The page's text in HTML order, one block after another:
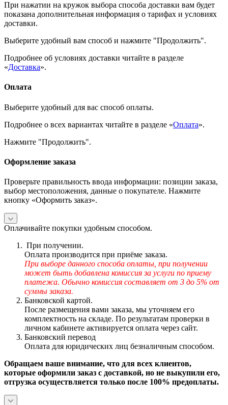
При нажатии на кружок выбора способа доставки вам будет
показана дополнительная информация о тарифах и условиях
доставки.
Выберите удобный вам способ и нажмите "Продолжить".
Подробнее об условиях доставки читайте в разделе
«Доставка».
Оплата
Выберите удобный для вас способ оплаты.
Подробнее о всех вариантах читайте в разделе «Оплата».
Нажмите "Продолжить".
Оформление заказа
Проверьте правильность ввода информации: позиции заказа,
выбор местоположения, данные о покупателе. Нажмите
кнопку «Оформить заказ».
Оплачивайте покупки удобным способом.
При получении.
Оплата производится при приёме заказа.
При выборе данного способа оплаты, при получении
может быть добавлена комиссия за услуги по приему
платежа. Обычно комиссия составляет от 3 до 5% от
суммы заказа.
Банковской картой.
После размещения вами заказа, мы уточняем его
комплектность на складе. По результатам проверки в
личном кабинете активируется оплата через сайт.
Банковский перевод
Оплата для юридических лиц безналичным способом.
Обращаем ваше внимание, что для всех клиентов,
которые оформили заказ с доставкой, но не выкупили его,
отгрузка осуществляется только после 100% предоплаты.